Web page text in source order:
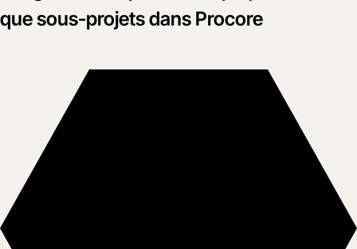
que sous-projets dans Procore